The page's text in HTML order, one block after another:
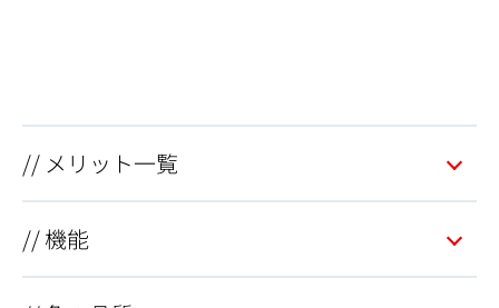
// メリット一覧
// 機能